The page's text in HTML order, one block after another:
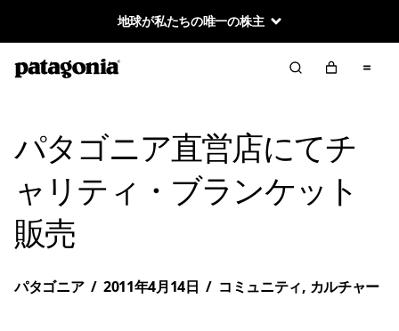
地球が私たちの唯一の株主
パタゴニア直営店にてチ
ャリティ・ブランケット
販売
パタゴニア / 2011年4月14日 / コミュニティ, カルチャー